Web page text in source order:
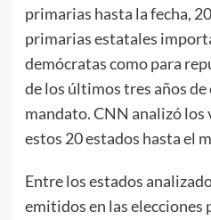
primarias hasta la fecha,
primarias estatales
demócratas como para
de los últimos tres años
mandato. CNN analizó
estos 20 estados hasta el
Entre los estados
emitidos en las elecciones